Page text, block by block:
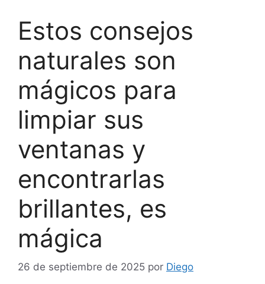
Estos consejos
naturales son
mágicos para
limpiar sus
ventanas y
encontrarlas
brillantes, es
mágica
26 de septiembre de 2025 por Diego